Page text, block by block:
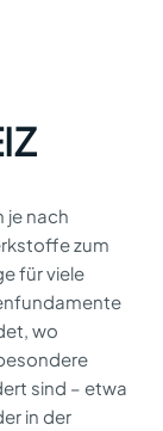
je nach
zum
für viele
wo
sind – etwa
in der